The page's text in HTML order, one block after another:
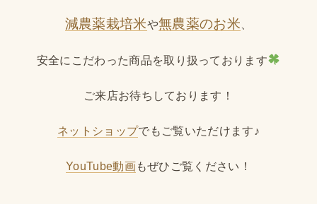
減農薬栽培米や無農薬のお米
安全にこだわった商品を取り扱っております
ご来店お待ちしております！
ネットショップでもご覧いただけます♪
YouTube動画もぜひご覧ください！